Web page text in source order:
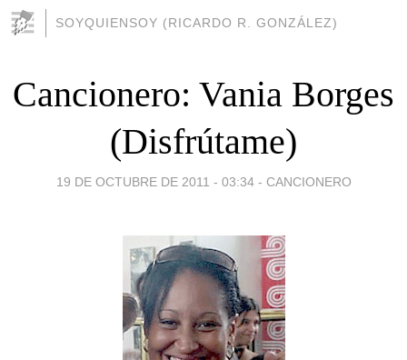
SOYQUIENSOY (RICARDO R. GONZÁLEZ)
Cancionero: Vania Borges
(Disfrútame)
19 DE OCTUBRE DE 2011 - 03:34 - CANCIONERO